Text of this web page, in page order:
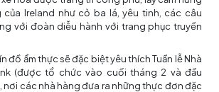
Ireland như cỏ ba lá, yêu tinh, các câu
với đoàn diễu hành với trang phục truyền
đồ ẩm thực sẽ đặc biệt yêu thích Tuần lễ Nhà
(được tổ chức vào cuối tháng 2 và đầu
nơi các nhà hàng đưa ra những thực đơn đặc